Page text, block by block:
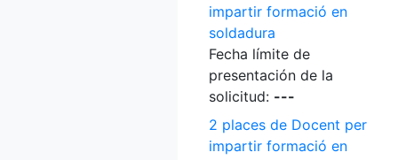
impartir formació en
soldadura
Fecha límite de
presentación de la
solicitud: ---
2 places de Docent per
impartir formació en